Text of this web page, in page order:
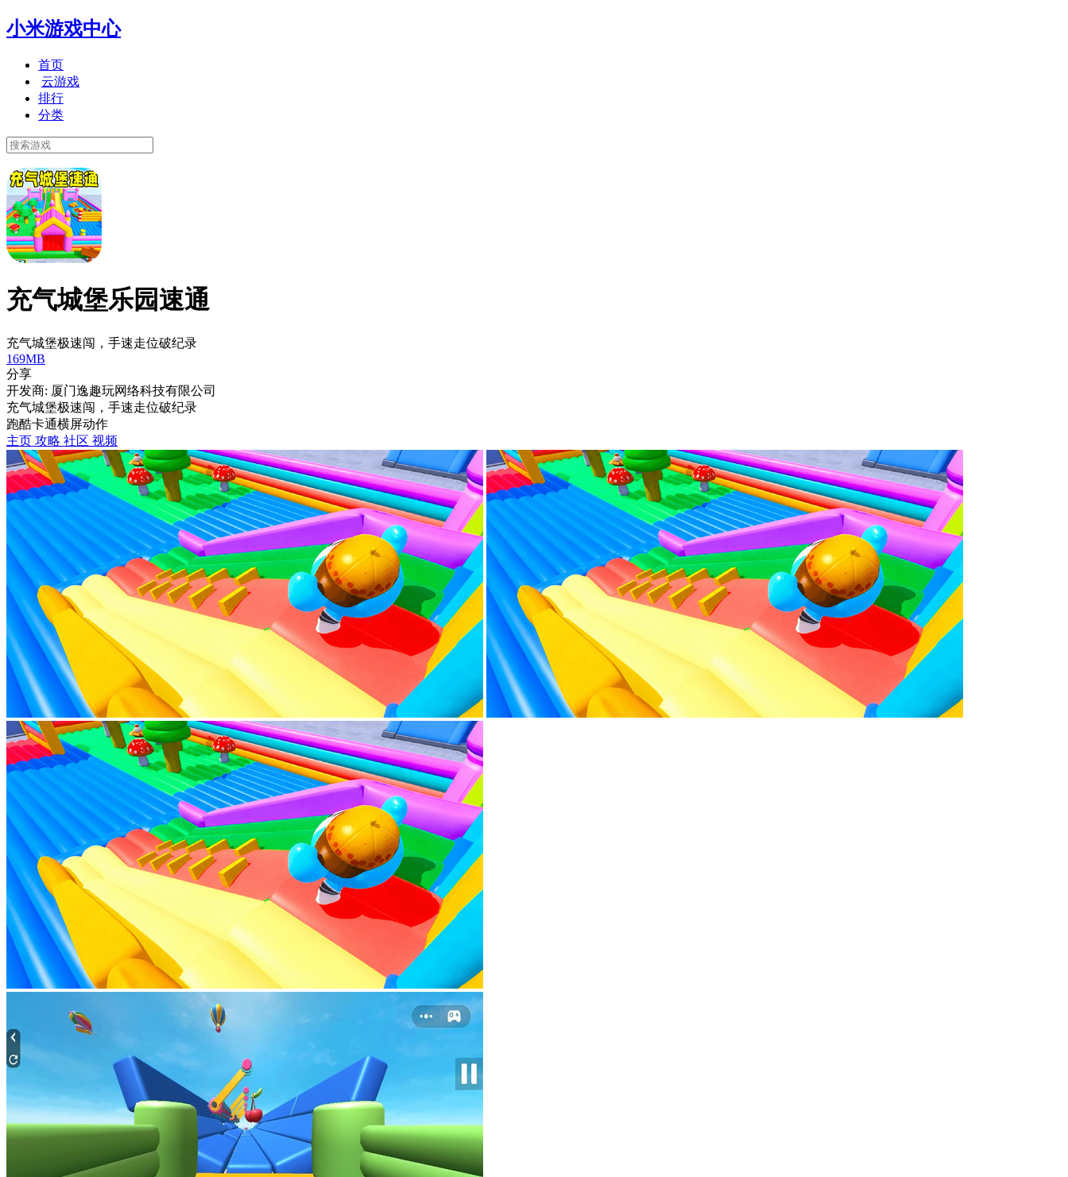
小米游戏中心
首页
云游戏
排行
分类
充气城堡乐园速通
充气城堡极速闯，手速走位破纪录
169MB
分享
开发商: 厦门逸趣玩网络科技有限公司
充气城堡极速闯，手速走位破纪录
跑酷卡通横屏动作
主页 攻略 社区 视频